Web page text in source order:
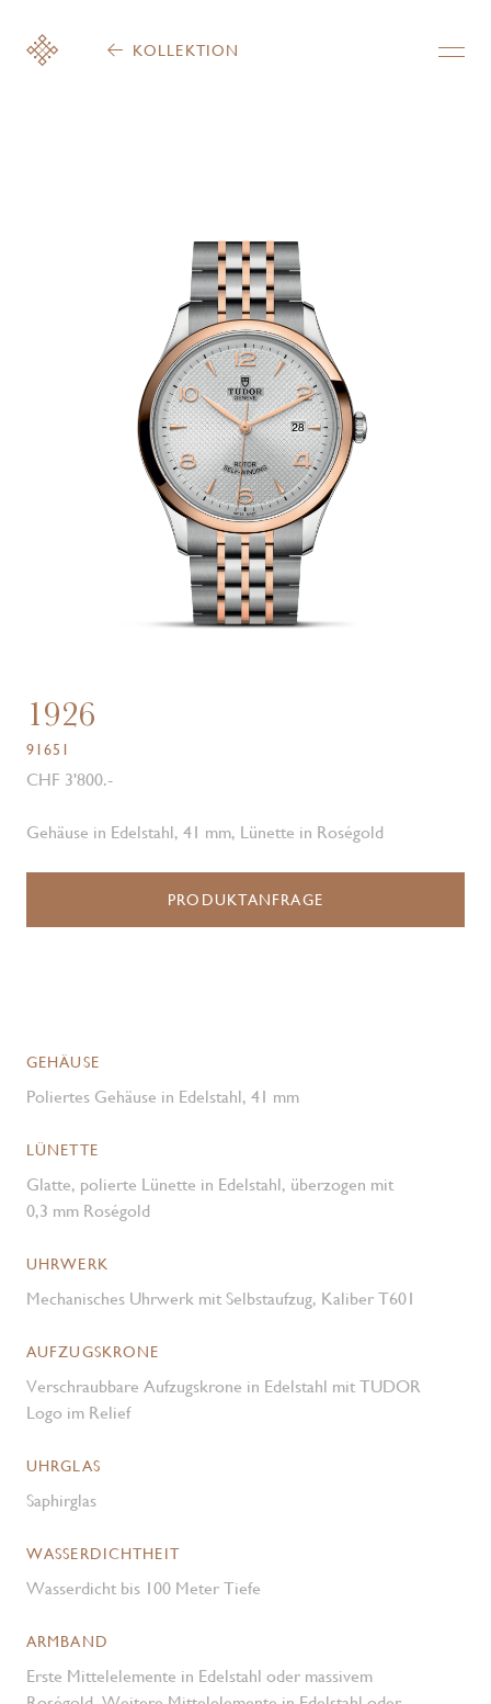
KOLLEKTION
1926
91651
CHF 3'800.-
Gehäuse in Edelstahl, 41 mm, Lünette in Roségold
PRODUKTANFRAGE
GEHÄUSE
Poliertes Gehäuse in Edelstahl, 41 mm
LÜNETTE
Glatte, polierte Lünette in Edelstahl, überzogen mit
0,3 mm Roségold
UHRWERK
Mechanisches Uhrwerk mit Selbstaufzug, Kaliber T601
AUFZUGSKRONE
Verschraubbare Aufzugskrone in Edelstahl mit TUDOR
Logo im Relief
UHRGLAS
Saphirglas
WASSERDICHTHEIT
Wasserdicht bis 100 Meter Tiefe
ARMBAND
Erste Mittelelemente in Edelstahl oder massivem